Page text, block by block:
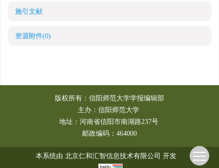
施引文献
资源附件(0)
版权所有：信阳师范大学学报编辑部
主办：信阳师范大学
地址：河南省信阳市南湖路237号
邮政编码：464000
本系统由 北京仁和汇智信息技术有限公司 开发